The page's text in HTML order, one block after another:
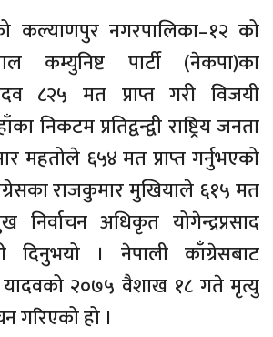
कल्याणपुर नगरपालिका–१२ को
कम्युनिष्ट पार्टी (नेकपा)का
८२५ मत प्राप्त गरी विजयी
निकटम प्रतिद्वन्द्वी राष्ट्रिय जनता
महतोले ६५४ मत प्राप्त गर्नुभएको
राजकुमार मुखियाले ६१५ मत
निर्वाचन अधिकृत योगेन्द्रप्रसाद
दिनुभयो । नेपाली काँग्रेसबाट
यादवको २०७५ वैशाख १८ गते मृत्यु
गरिएको हो ।